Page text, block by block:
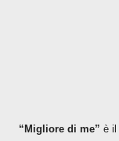
“Migliore di me” è il